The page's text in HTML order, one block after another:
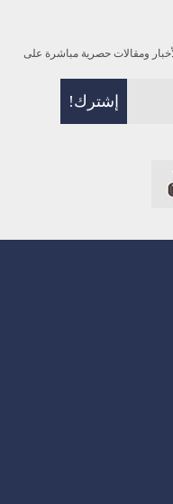
ومقالات حصرية مباشرة على